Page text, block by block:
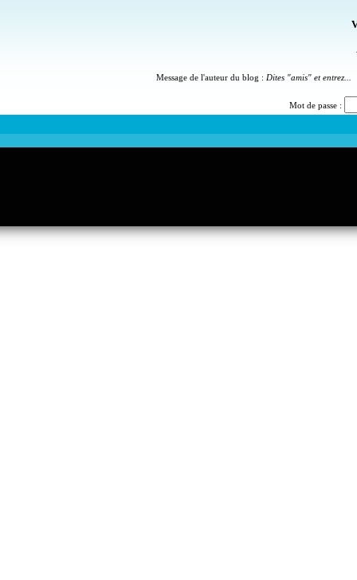
Message de l'auteur du blog : Dites "amis" et entrez...
Mot de passe :